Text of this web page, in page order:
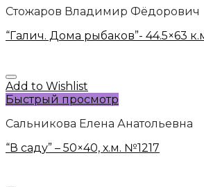
Стожаров Владимир Фёдорович
“Галич. Дома рыбаков”- 44.5×63
Add to Wishlist
Быстрый просмотр
Сальникова Елена Анатольевна
“В саду” – 50×40, х.м. №1217